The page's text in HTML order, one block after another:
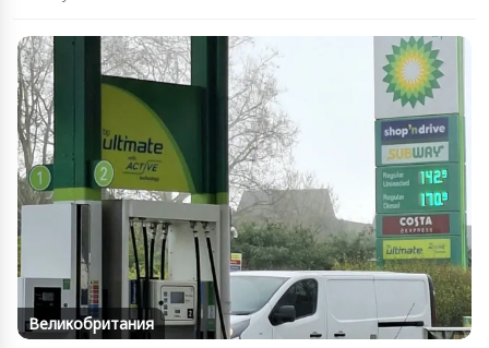
Великобритания